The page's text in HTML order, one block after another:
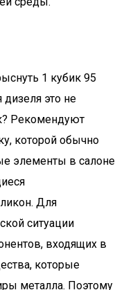
1 кубик 95
дизеля это не
Рекомендуют
которой обычно
элементы в салоне
Для
ситуации
входящих в
которые
металла. Поэтому